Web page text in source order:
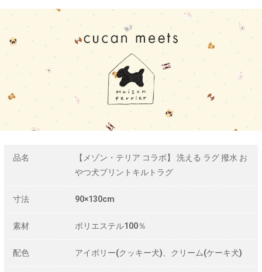
品名
【メゾン・テリア コラボ】 洗える ラグ 撥水 お
やつ犬プリントキルトラグ
寸法 90×130cm
素材 ポリエステル100％
配色 アイボリー(クッキー犬)、クリーム(ケーキ犬)